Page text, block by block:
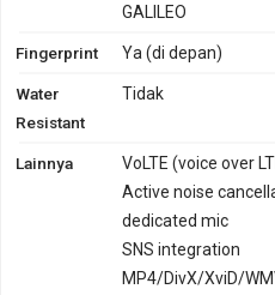
GALILEO
Fingerprint Ya (di depan)
Water
Resistant
Tidak
Lainnya
VoLTE (voice over
Active noise
dedicated mic
SNS integration
MP4/DivX/XviD/